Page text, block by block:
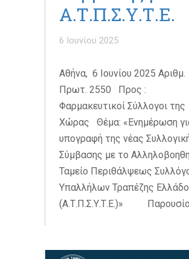
Α.Τ.Π.Σ.Υ.Τ.Ε.
6 Ιουνίου 2025
Αθήνα, 6 Ιουνίου 2025 Αριθμ.
Πρωτ. 2550 Προς :
Φαρμακευτικοί Σύλλογοι της
Χώρας Θέμα: «Ενημέρωση
υπογραφή της νέας
Σύμβασης με το
Ταμείο Περιθάλψεως
Υπαλλήλων Τραπέζης
(Α.Τ.Π.Σ.Υ.Τ.Ε.)»